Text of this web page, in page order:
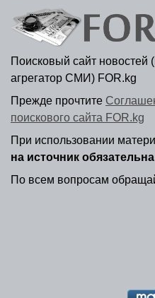
Поисковый сайт новостей
агрегатор СМИ) FOR.kg
Прежде прочтите
поискового сайта FOR.kg
При использовании
на источник обязательна
По всем вопросам